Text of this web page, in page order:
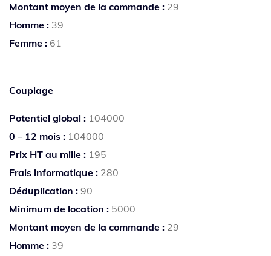
Montant moyen de la commande : 29
Homme : 39
Femme : 61
Couplage
Potentiel global : 104000
0 – 12 mois : 104000
Prix HT au mille : 195
Frais informatique : 280
Déduplication : 90
Minimum de location : 5000
Montant moyen de la commande : 29
Homme : 39